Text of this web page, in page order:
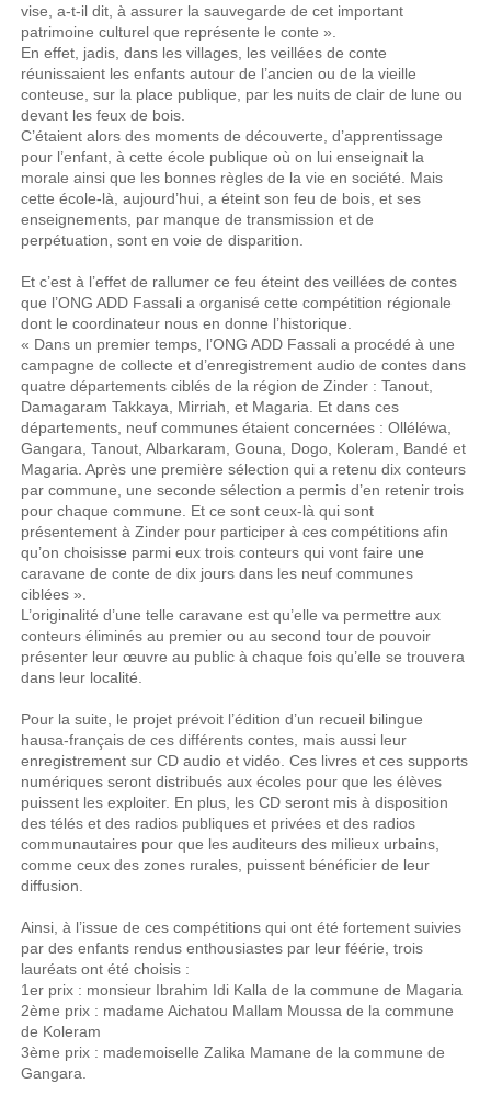
vise, a-t-il dit, à assurer la sauvegarde de cet important
patrimoine culturel que représente le conte ».
En effet, jadis, dans les villages, les veillées de conte
réunissaient les enfants autour de l’ancien ou de la vieille
conteuse, sur la place publique, par les nuits de clair de lune ou
devant les feux de bois.
C’étaient alors des moments de découverte, d’apprentissage
pour l’enfant, à cette école publique où on lui enseignait la
morale ainsi que les bonnes règles de la vie en société. Mais
cette école-là, aujourd’hui, a éteint son feu de bois, et ses
enseignements, par manque de transmission et de
perpétuation, sont en voie de disparition.
Et c’est à l’effet de rallumer ce feu éteint des veillées de contes
que l’ONG ADD Fassali a organisé cette compétition régionale
dont le coordinateur nous en donne l’historique.
« Dans un premier temps, l’ONG ADD Fassali a procédé à une
campagne de collecte et d’enregistrement audio de contes dans
quatre départements ciblés de la région de Zinder : Tanout,
Damagaram Takkaya, Mirriah, et Magaria. Et dans ces
départements, neuf communes étaient concernées : Olléléwa,
Gangara, Tanout, Albarkaram, Gouna, Dogo, Koleram, Bandé et
Magaria. Après une première sélection qui a retenu dix conteurs
par commune, une seconde sélection a permis d’en retenir trois
pour chaque commune. Et ce sont ceux-là qui sont
présentement à Zinder pour participer à ces compétitions afin
qu’on choisisse parmi eux trois conteurs qui vont faire une
caravane de conte de dix jours dans les neuf communes
ciblées ».
L’originalité d’une telle caravane est qu’elle va permettre aux
conteurs éliminés au premier ou au second tour de pouvoir
présenter leur œuvre au public à chaque fois qu’elle se trouvera
dans leur localité.
Pour la suite, le projet prévoit l’édition d’un recueil bilingue
hausa-français de ces différents contes, mais aussi leur
enregistrement sur CD audio et vidéo. Ces livres et ces supports
numériques seront distribués aux écoles pour que les élèves
puissent les exploiter. En plus, les CD seront mis à disposition
des télés et des radios publiques et privées et des radios
communautaires pour que les auditeurs des milieux urbains,
comme ceux des zones rurales, puissent bénéficier de leur
diffusion.
Ainsi, à l’issue de ces compétitions qui ont été fortement suivies
par des enfants rendus enthousiastes par leur féérie, trois
lauréats ont été choisis :
1er prix : monsieur Ibrahim Idi Kalla de la commune de Magaria
2ème prix : madame Aichatou Mallam Moussa de la commune
de Koleram
3ème prix : mademoiselle Zalika Mamane de la commune de
Gangara.